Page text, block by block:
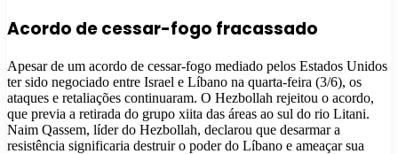
Acordo de cessar-fogo fracassado
Apesar de um acordo de cessar-fogo mediado pelos Estados Unidos
ter sido negociado entre Israel e Líbano na quarta-feira (3/6), os
ataques e retaliações continuaram. O Hezbollah rejeitou o acordo,
que previa a retirada do grupo xiita das áreas ao sul do rio Litani.
Naim Qassem, líder do Hezbollah, declarou que desarmar a
resistência significaria destruir o poder do Líbano e ameaçar sua